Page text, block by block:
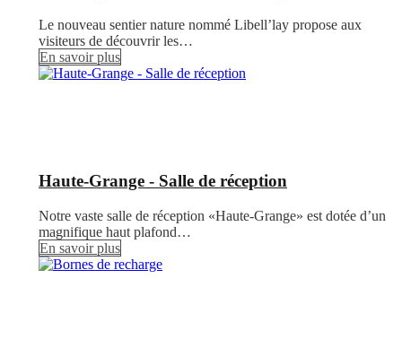
Le nouveau sentier nature nommé Libell’lay propose aux
visiteurs de découvrir les…
En savoir plus
Haute-Grange - Salle de réception
Notre vaste salle de réception «Haute-Grange» est dotée d’un
magnifique haut plafond…
En savoir plus